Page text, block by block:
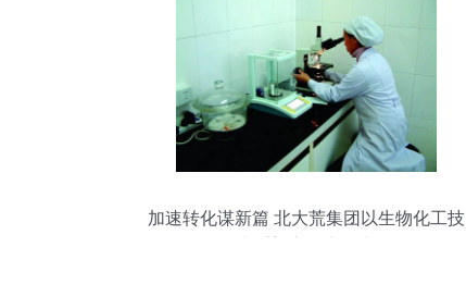
加速转化谋新篇 北大荒集团以生物化工技